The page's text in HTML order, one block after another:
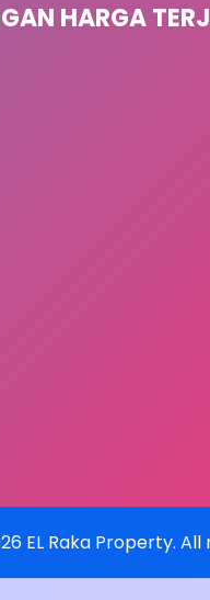
HARGA
EL Raka Property. All